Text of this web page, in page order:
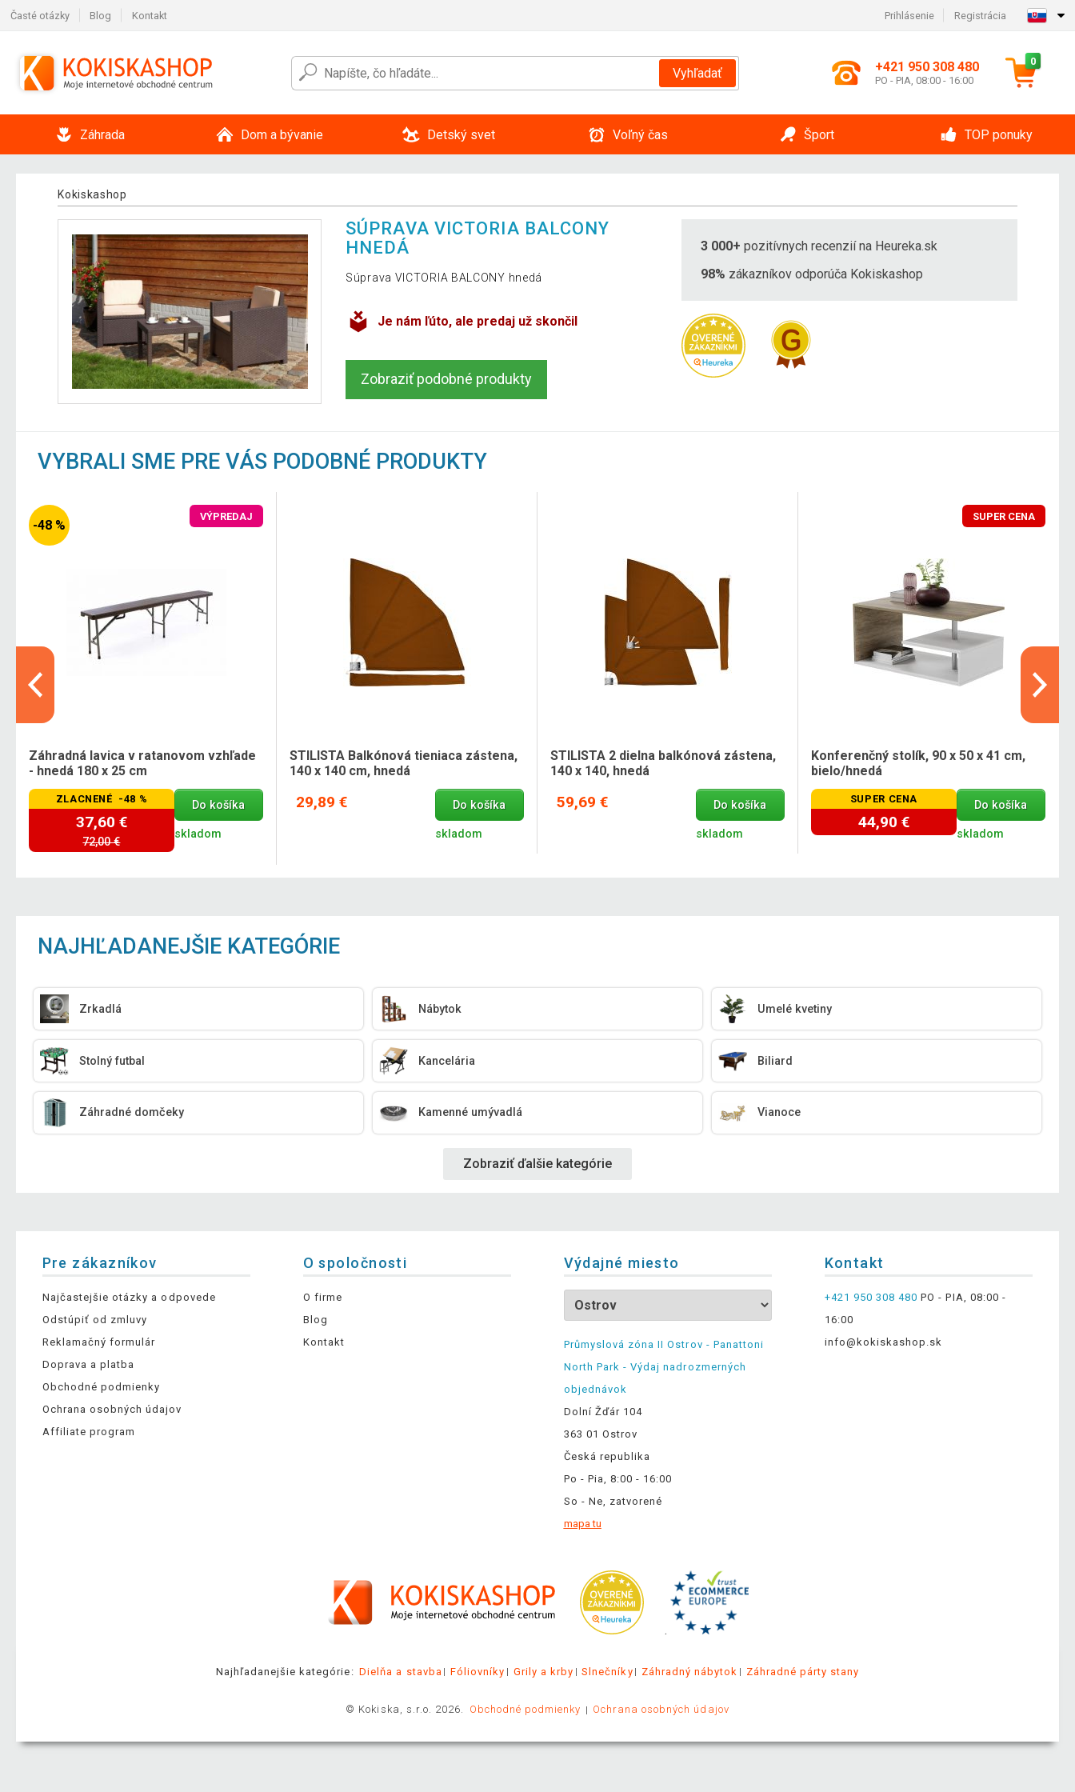
Časté otázky Blog Kontakt Prihlásenie Registrácia
Vyhľadať +421 950 308 480
PO - PIA, 08:00 - 16:00
0
Záhrada Dom a bývanie Detský svet Voľný čas Šport TOP ponuky
Kokiskashop
SÚPRAVA VICTORIA BALCONY
HNEDÁ
Súprava VICTORIA BALCONY hnedá
Je nám ľúto, ale predaj už skončil
Zobraziť podobné produkty
3 000+ pozitívnych recenzií na Heureka.sk
98% zákazníkov odporúča Kokiskashop
VYBRALI SME PRE VÁS PODOBNÉ PRODUKTY
-48 %
VÝPREDAJ
Záhradná lavica v ratanovom vzhľade
- hnedá 180 x 25 cm
ZLACNENÉ -48 %
37,60 €
72,00 €
Do košíka
skladom
STILISTA Balkónová tieniaca zástena,
140 x 140 cm, hnedá
29,89 € Do košíka
skladom
STILISTA 2 dielna balkónová zástena,
140 x 140, hnedá
59,69 € Do košíka
skladom
SUPER CENA
Konferenčný stolík, 90 x 50 x 41 cm,
bielo/hnedá
SUPER CENA
44,90 €
Do košíka
skladom
NAJHĽADANEJŠIE KATEGÓRIE
Zrkadlá Nábytok Umelé kvetiny
Stolný futbal Kancelária Biliard
Záhradné domčeky Kamenné umývadlá Vianoce
Zobraziť ďalšie kategórie
Pre zákazníkov
Najčastejšie otázky a odpovede
Odstúpiť od zmluvy
Reklamačný formulár
Doprava a platba
Obchodné podmienky
Ochrana osobných údajov
Affiliate program
O spoločnosti
O firme
Blog
Kontakt
Výdajné miesto
Průmyslová zóna II Ostrov - Panattoni
North Park - Výdaj nadrozmerných
objednávok
Dolní Žďár 104
363 01 Ostrov
Česká republika
Po - Pia, 8:00 - 16:00
So - Ne, zatvorené
mapa tu
Kontakt
+421 950 308 480 PO - PIA, 08:00 -
16:00
info@kokiskashop.sk
.
Najhľadanejšie kategórie: Dielňa a stavba Fóliovníky Grily a krby Slnečníky Záhradný nábytok Záhradné párty stany
© Kokiska, s.r.o. 2026. Obchodné podmienky Ochrana osobných údajov